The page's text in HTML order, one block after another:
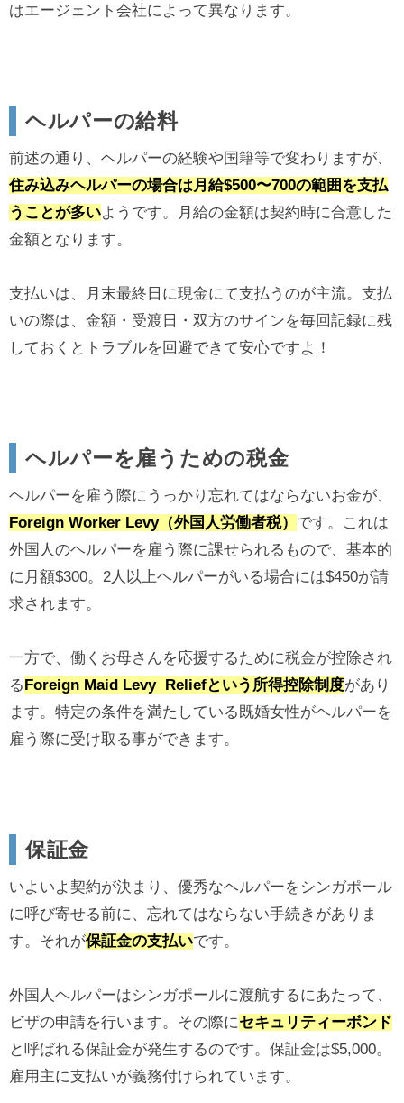
はエージェント会社によって異なります。
ヘルパーの給料
前述の通り、ヘルパーの経験や国籍等で変わりますが、
住み込みヘルパーの場合は月給$500〜700の範囲を支払
うことが多いようです。月給の金額は契約時に合意した
金額となります。
支払いは、月末最終日に現金にて支払うのが主流。支払
いの際は、金額・受渡日・双方のサインを毎回記録に残
しておくとトラブルを回避できて安心ですよ！
ヘルパーを雇うための税金
ヘルパーを雇う際にうっかり忘れてはならないお金が、
Foreign Worker Levy（外国人労働者税） です。これは
外国人のヘルパーを雇う際に課せられるもので、基本的
に月額$300。2人以上ヘルパーがいる場合には$450が請
求されます。
一方で、働くお母さんを応援するために税金が控除され
るForeign Maid Levy Reliefという所得控除制度があり
ます。特定の条件を満たしている既婚女性がヘルパーを
雇う際に受け取る事ができます。
保証金
いよいよ契約が決まり、優秀なヘルパーをシンガポール
に呼び寄せる前に、忘れてはならない手続きがありま
す。​​それが保証金の支払いです。
外国人ヘルパーはシンガポールに渡航するにあたって、
ビザの申請を行います。その際にセキュリティーボンド
と呼ばれる保証金が発生するのです。保証金は$5,000。
雇用主に支払いが義務付けられています。